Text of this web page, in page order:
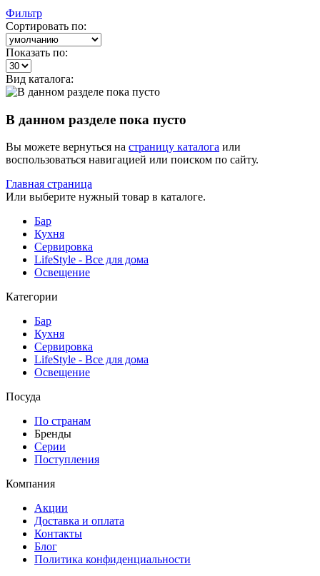
Фильтр
Сортировать по:
Показать по:
Вид каталога:
В данном разделе пока пусто
Вы можете вернуться на страницу каталога или
воспользоваться навигацией или поиском по сайту.
Главная страница
Или выберите нужный товар в каталоге.
Бар
Кухня
Сервировка
LifeStyle - Все для дома
Освещение
Категории
Бар
Кухня
Сервировка
LifeStyle - Все для дома
Освещение
Посуда
По странам
Бренды
Серии
Поступления
Компания
Акции
Доставка и оплата
Контакты
Блог
Политика конфиденциальности